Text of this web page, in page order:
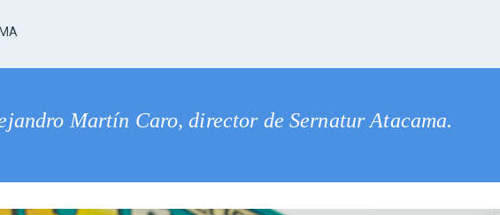
Martín Caro, director de Sernatur Atacama.